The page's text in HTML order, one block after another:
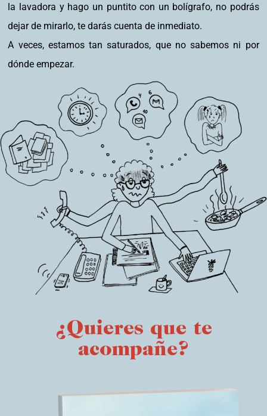
la lavadora y hago un puntito con un bolígrafo, no podrás
dejar de mirarlo, te darás cuenta de inmediato.
A veces, estamos tan saturados, que no sabemos ni por
dónde empezar.
¿Quieres que te
acompañe?